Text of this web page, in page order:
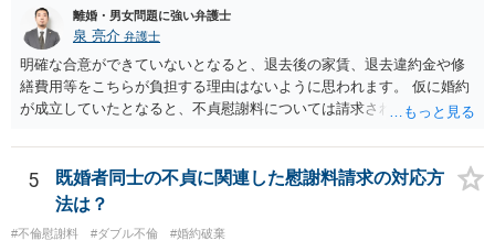
離婚・男女問題に強い弁護士
泉 亮介 弁護士
明確な合意ができていないとなると、退去後の家賃、退去違約金や修
繕費用等をこちらが負担する理由はないように思われます。 仮に婚約
が成立していたとなると、不貞慰謝料については請求される可能性が
れば早めに弁護士に相談し、弁護士から回答をさせると良いでしょ
う。
5
既婚者同士の不貞に関連した慰謝料請求の対応方
法は？
#不倫慰謝料 #ダブル不倫 #婚約破棄